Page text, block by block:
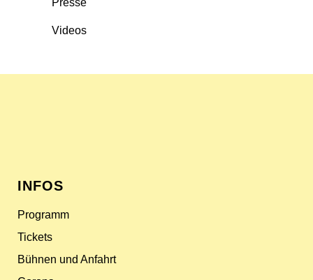
Presse
Videos
INFOS
Programm
Tickets
Bühnen und Anfahrt